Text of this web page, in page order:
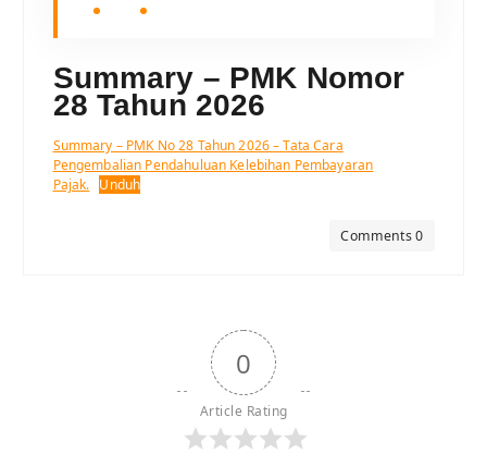
Summary – PMK Nomor
28 Tahun 2026
Summary – PMK No 28 Tahun 2026 – Tata Cara
Pengembalian Pendahuluan Kelebihan Pembayaran
Pajak. Unduh
Comments 0
0
Article Rating